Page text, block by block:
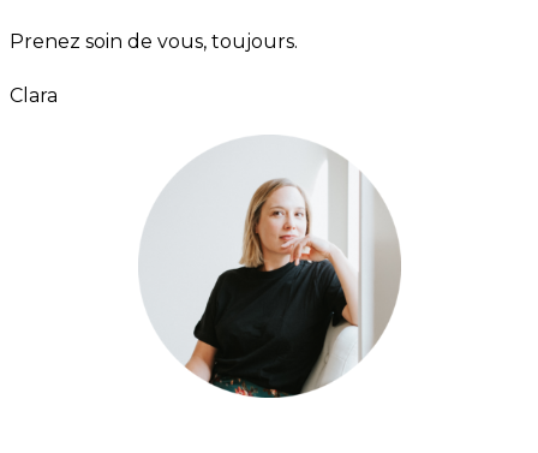
Prenez soin de vous, toujours.
Clara